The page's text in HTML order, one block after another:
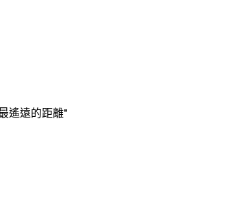
遙遠的距離"